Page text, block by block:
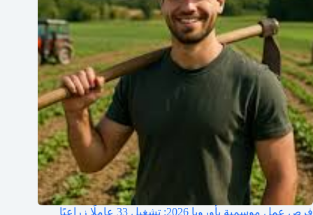
فرص عمل موسمية بأوروبا 2026: تشغيل 33 عاملًا زراعيًا